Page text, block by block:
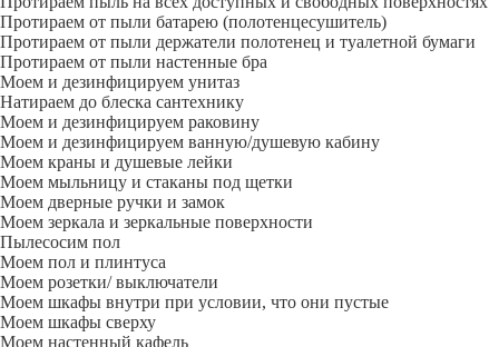
Протираем от пыли батарею (полотенцесушитель)
Протираем от пыли держатели полотенец и туалетной бумаги
Протираем от пыли настенные бра
Моем и дезинфицируем унитаз
Натираем до блеска сантехнику
Моем и дезинфицируем раковину
Моем и дезинфицируем ванную/душевую кабину
Моем краны и душевые лейки
Моем мыльницу и стаканы под щетки
Моем дверные ручки и замок
Моем зеркала и зеркальные поверхности
Пылесосим пол
Моем пол и плинтуса
Моем розетки/ выключатели
Моем шкафы внутри при условии, что они пустые
Моем шкафы сверху
Моем настенный кафель